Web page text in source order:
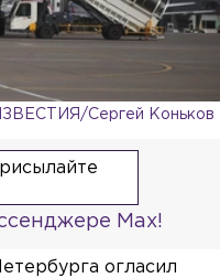
Сергей Коньков
Max!
огласил